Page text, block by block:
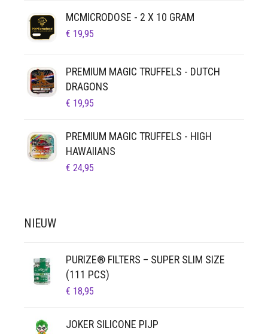
MCMICRODOSE - 2 X 10 GRAM
€ 19,95
PREMIUM MAGIC TRUFFELS - DUTCH
DRAGONS
€ 19,95
PREMIUM MAGIC TRUFFELS - HIGH
HAWAIIANS
€ 24,95
NIEUW
PURIZE® FILTERS – SUPER SLIM SIZE
(111 PCS)
€ 18,95
JOKER SILICONE PIJP